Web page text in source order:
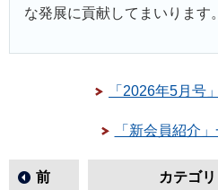
な発展に貢献してまいります。
「2026年5月号
「新会員紹介
前 カテゴ